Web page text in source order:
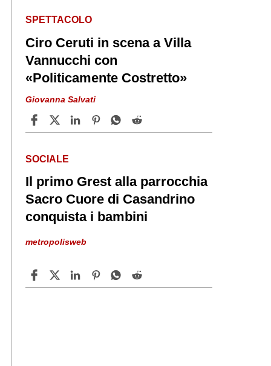
SPETTACOLO
Ciro Ceruti in scena a Villa
Vannucchi con
«Politicamente Costretto»
Giovanna Salvati
SOCIALE
Il primo Grest alla parrocchia
Sacro Cuore di Casandrino
conquista i bambini
metropolisweb